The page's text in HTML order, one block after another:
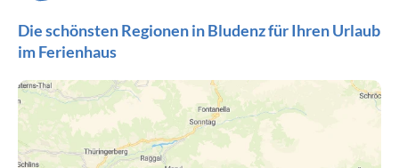
Die schönsten Regionen in Bludenz für Ihren Urlaub
im Ferienhaus